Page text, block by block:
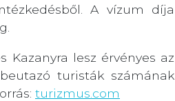
A vízum díja
Kazanyra lesz érvényes az
turisták számának
turizmus.com